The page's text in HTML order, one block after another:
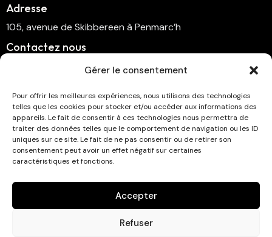
Gérer le consentement
Pour offrir les meilleures expériences, nous utilisons des technologies
telles que les cookies pour stocker et/ou accéder aux informations des
appareils. Le fait de consentir à ces technologies nous permettra de
traiter des données telles que le comportement de navigation ou les ID
uniques sur ce site. Le fait de ne pas consentir ou de retirer son
consentement peut avoir un effet négatif sur certaines
caractéristiques et fonctions.
Accepter
Refuser
Adresse
105, avenue de Skibbereen à Penmarc’h
Contactez nous
cinema.penmarch@orange.fr
Suivez-nous